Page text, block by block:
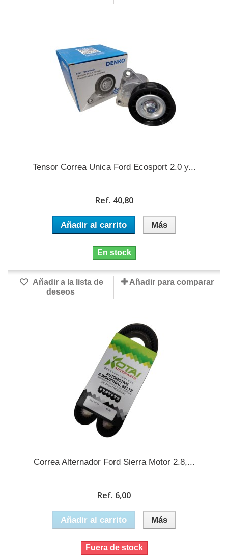
Tensor Correa Unica Ford Ecosport 2.0 y...
Ref. 40,80
Añadir al carrito Más
En stock
Añadir a la lista de
deseos
Añadir para comparar
Correa Alternador Ford Sierra Motor 2.8,...
Ref. 6,00
Añadir al carrito Más
Fuera de stock